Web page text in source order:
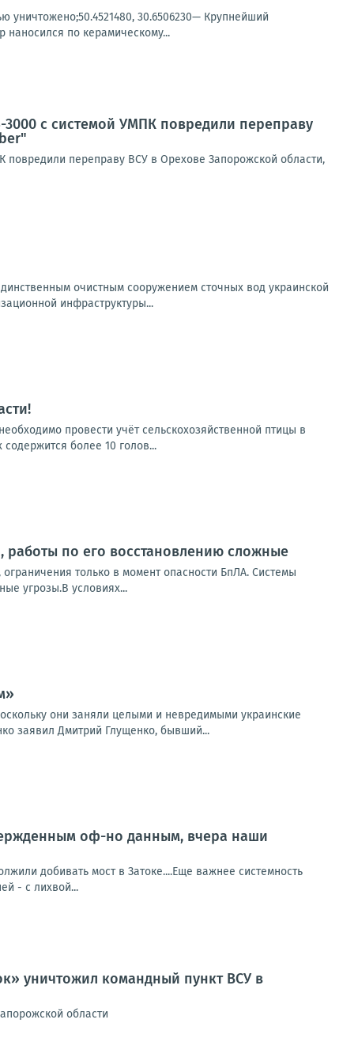
30.6506230— Крупнейший
наносился по керамическому...
с системой УМПК повредили переправу
переправу ВСУ в Орехове Запорожской области,
очистным сооружением сточных вод украинской
инфраструктуры...
провести учёт сельскохозяйственной птицы в
более 10 голов...
работы по его восстановлению сложные
только в момент опасности БпЛА. Системы
угрозы.В условиях...
они заняли целыми и невредимыми украинские
заявил Дмитрий Глущенко, бывший...
оф-но данным, вчера наши
добивать мост в Затоке....Еще важнее системность
- с лихвой...
уничтожил командный пункт ВСУ в
области